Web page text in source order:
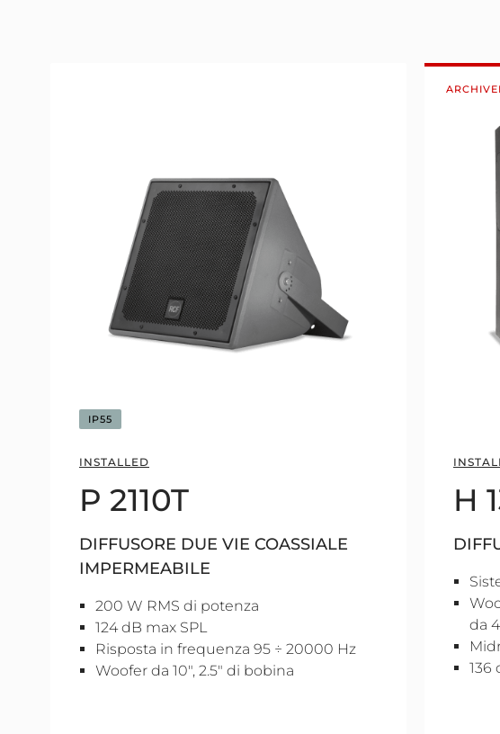
IP55
INSTALLED
P 2110T
DIFFUSORE DUE VIE COASSIALE
IMPERMEABILE
200 W RMS di potenza
124 dB max SPL
Risposta in frequenza 95 ÷ 20000 Hz
Woofer da 10", 2.5" di bobina
H
da
136